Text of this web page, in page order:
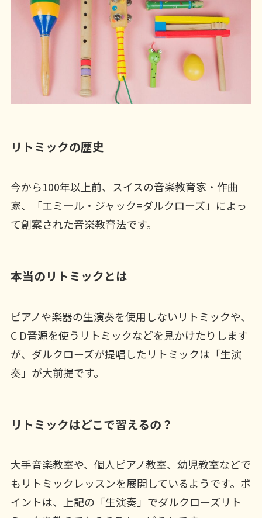
リトミックの歴史
今から100年以上前、スイスの音楽教育家・作曲
家、「エミール・ジャック=ダルクローズ」によっ
て創案された音楽教育法です。
本当のリトミックとは
ピアノや楽器の生演奏を使用しないリトミックや、
C D音源を使うリトミックなどを見かけたりします
が、ダルクローズが提唱したリトミックは「生演
奏」が大前提です。
リトミックはどこで習えるの？
大手音楽教室や、個人ピアノ教室、幼児教室などで
もリトミックレッスンを展開しているようです。ポ
イントは、上記の「生演奏」でダルクローズリト